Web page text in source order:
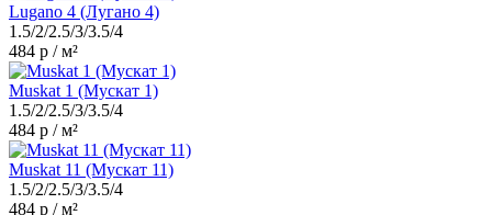
Lugano 4 (Лугано 4)
1.5/2/2.5/3/3.5/4
484 р / м²
Muskat 1 (Мускат 1)
1.5/2/2.5/3/3.5/4
484 р / м²
Muskat 11 (Мускат 11)
1.5/2/2.5/3/3.5/4
484 р / м²